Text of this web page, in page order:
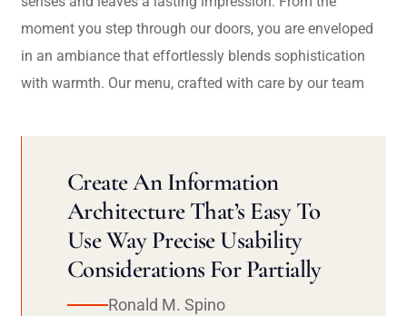
moment you step through our doors, you are enveloped
in an ambiance that effortlessly blends sophistication
with warmth. Our menu, crafted with care by our team
Create An Information
Architecture That’s Easy To
Use Way Precise Usability
Considerations For Partially
Ronald M. Spino